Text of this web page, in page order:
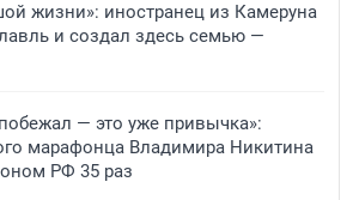
жизни»: иностранец из Камеруна
и создал здесь семью —
— это уже привычка»:
марафонца Владимира Никитина
РФ 35 раз